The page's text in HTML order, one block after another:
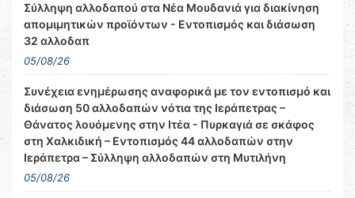
Σύλληψη αλλοδαπού στα Νέα Μουδανιά για διακίνηση
απομιμητικών προϊόντων - Εντοπισμός και διάσωση
32 αλλοδαπ
05/08/26
Συνέχεια ενημέρωσης αναφορικά με τον εντοπισμό και
διάσωση 50 αλλοδαπών νότια της Ιεράπετρας –
Θάνατος λουόμενης στην Ιτέα - Πυρκαγιά σε σκάφος
στη Χαλκιδική – Εντοπισμός 44 αλλοδαπών στην
Ιεράπετρα – Σύλληψη αλλοδαπών στη Μυτιλήνη
05/08/26